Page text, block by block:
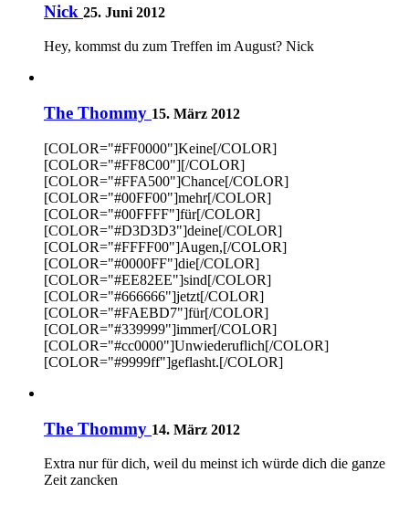
Nick 25. Juni 2012
Hey, kommst du zum Treffen im August? Nick
The Thommy 15. März 2012
[COLOR="#FF0000"]Keine[/COLOR]
[COLOR="#FF8C00"][/COLOR]
[COLOR="#FFA500"]Chance[/COLOR]
[COLOR="#00FF00"]mehr[/COLOR]
[COLOR="#00FFFF"]für[/COLOR]
[COLOR="#D3D3D3"]deine[/COLOR]
[COLOR="#FFFF00"]Augen,[/COLOR]
[COLOR="#0000FF"]die[/COLOR]
[COLOR="#EE82EE"]sind[/COLOR]
[COLOR="#666666"]jetzt[/COLOR]
[COLOR="#FAEBD7"]für[/COLOR]
[COLOR="#339999"]immer[/COLOR]
[COLOR="#cc0000"]Unwiederuflich[/COLOR]
[COLOR="#9999ff"]geflasht.[/COLOR]
The Thommy 14. März 2012
Extra nur für dich, weil du meinst ich würde dich die ganze
Zeit zancken